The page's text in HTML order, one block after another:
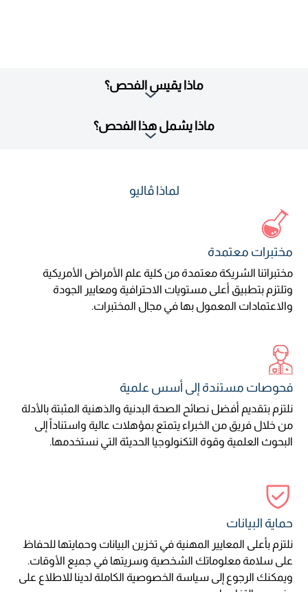
ماذا يقيس الفحص؟
ماذا يشمل هذا الفحص؟
لماذا ڤاليو
مختبرات معتمدة
مختبراتنا الشريكة معتمدة من كلية علم الأمراض الأمريكية
وتلتزم بتطبيق أعلى مستويات الاحترافية ومعايير الجودة
والاعتمادات المعمول بها في مجال المختبرات.
فحوصات مستندة إلى أسس علمية
نلتزم بتقديم أفضل نصائح الصحة البدنية والذهنية المثبتة بالأدلة
من خلال فريق من الخبراء يتمتع بمؤهلات عالية واستناداً إلى
البحوث العلمية وقوة التكنولوجيا الحديثة التي نستخدمها.
حماية البيانات
نلتزم بأعلى المعايير المهنية في تخزين البيانات وحمايتها للحفاظ
على سلامة معلوماتك الشخصية وسريتها في جميع الأوقات.
ويمكنك الرجوع إلى سياسة الخصوصية الكاملة لدينا للاطلاع على